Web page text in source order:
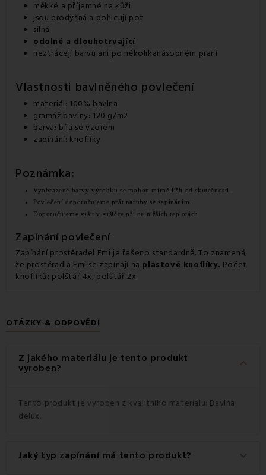
měkké a příjemné na kůži
jsou prodyšná a pohlcují pot
silná
odolné a dlouhotrvající
neztrácejí barvu ani po několikanásobném praní
Vlastnosti bavlněného povlečení
materiál: 100% bavlna
gramáž bavlny: 120 g/m2
barva: bílá se vzorem
zapínání: knoflíky
Poznámka:
Vyobrazené barvy výrobku se mohou mírně lišit od skutečnosti.
Povlečení doporučujeme prát naruby se zapínáním.
Doporučujeme sušit v sušičce při nejnižších teplotách.
Zapínání povlečení
Zapínání prostěradel Emi je řešeno standardně. To znamená,
že prostěradla Emi se zapínají na plastové knoflíky. Počet
knoflíků: polštář 4x, polštář 2x.
OTÁZKY & ODPOVĚDI
Z jakého materiálu je tento produkt
vyroben? keyboard_arrow_down
Tento produkt je vyroben z kvalitního materiálu: Bavlna
delux.
Jaký typ zapínání má tento produkt?